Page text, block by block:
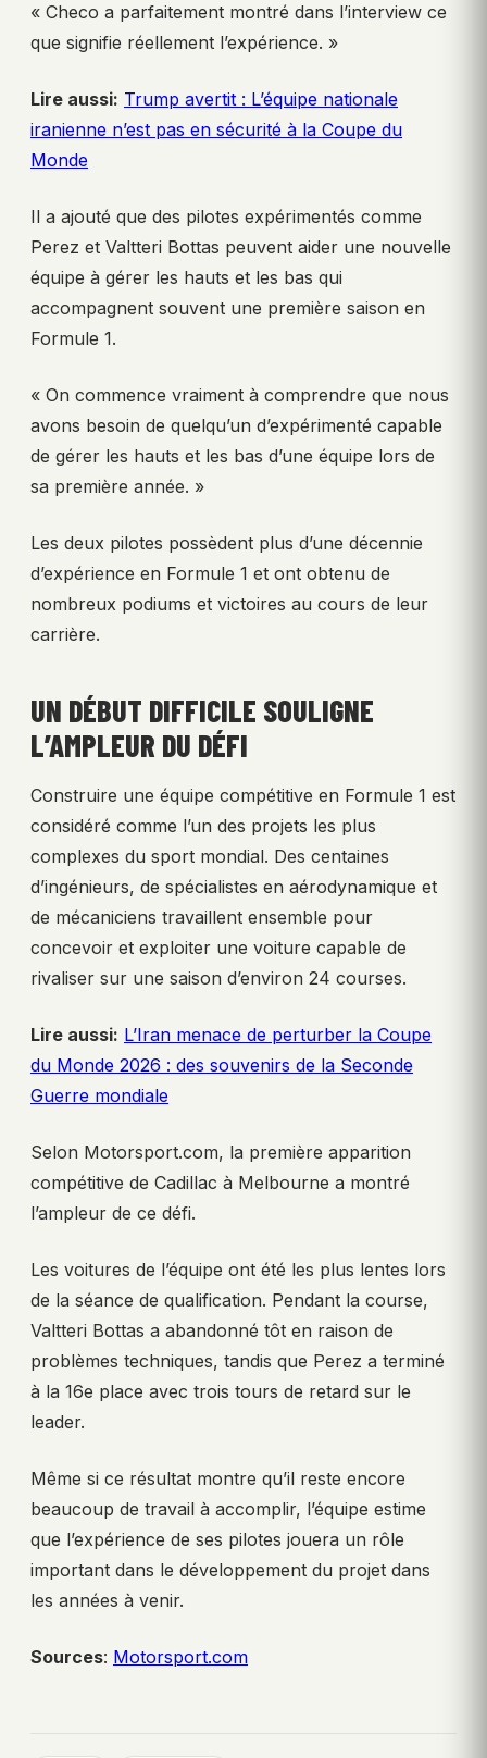
« Checo a parfaitement montré dans l’interview ce
que signifie réellement l’expérience. »
Lire aussi: Trump avertit : L’équipe nationale
iranienne n’est pas en sécurité à la Coupe du
Monde
Il a ajouté que des pilotes expérimentés comme
Perez et Valtteri Bottas peuvent aider une nouvelle
équipe à gérer les hauts et les bas qui
accompagnent souvent une première saison en
Formule 1.
« On commence vraiment à comprendre que nous
avons besoin de quelqu’un d’expérimenté capable
de gérer les hauts et les bas d’une équipe lors de
sa première année. »
Les deux pilotes possèdent plus d’une décennie
d’expérience en Formule 1 et ont obtenu de
nombreux podiums et victoires au cours de leur
carrière.
UN DÉBUT DIFFICILE SOULIGNE
L’AMPLEUR DU DÉFI
Construire une équipe compétitive en Formule 1 est
considéré comme l’un des projets les plus
complexes du sport mondial. Des centaines
d’ingénieurs, de spécialistes en aérodynamique et
de mécaniciens travaillent ensemble pour
concevoir et exploiter une voiture capable de
rivaliser sur une saison d’environ 24 courses.
Lire aussi: L’Iran menace de perturber la Coupe
du Monde 2026 : des souvenirs de la Seconde
Guerre mondiale
Selon Motorsport.com, la première apparition
compétitive de Cadillac à Melbourne a montré
l’ampleur de ce défi.
Les voitures de l’équipe ont été les plus lentes lors
de la séance de qualification. Pendant la course,
Valtteri Bottas a abandonné tôt en raison de
problèmes techniques, tandis que Perez a terminé
à la 16e place avec trois tours de retard sur le
leader.
Même si ce résultat montre qu’il reste encore
beaucoup de travail à accomplir, l’équipe estime
que l’expérience de ses pilotes jouera un rôle
important dans le développement du projet dans
les années à venir.
Sources: Motorsport.com